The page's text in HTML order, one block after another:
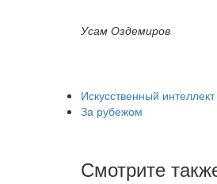
Усам Оздемиров
Искусственный интеллект
За рубежом
Смотрите